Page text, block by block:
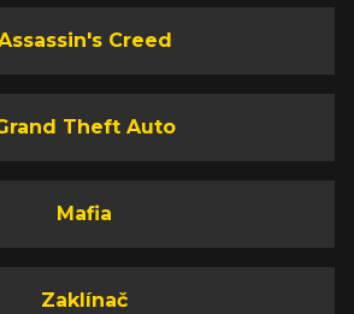
Creed
Theft Auto
Mafia
Zaklínač